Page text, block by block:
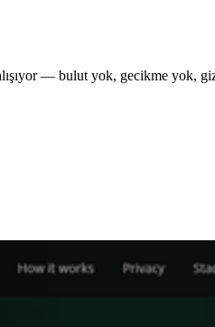
— bulut yok, gecikme yok,